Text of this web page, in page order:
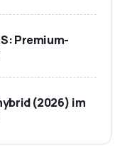
Premium-
(2026) im